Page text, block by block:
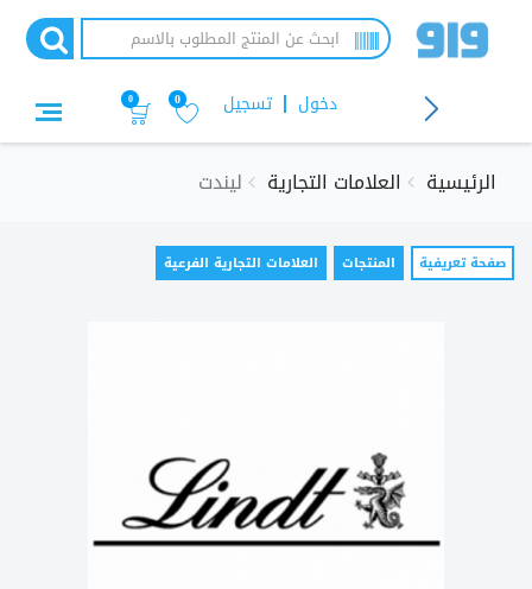
تسجيل دخول 0
0
الرئيسية العلامات التجارية ليندت
التبويبات
صفحة تعريفية (علامة
التبويب
المنتجات العلامات التجارية الفرعية